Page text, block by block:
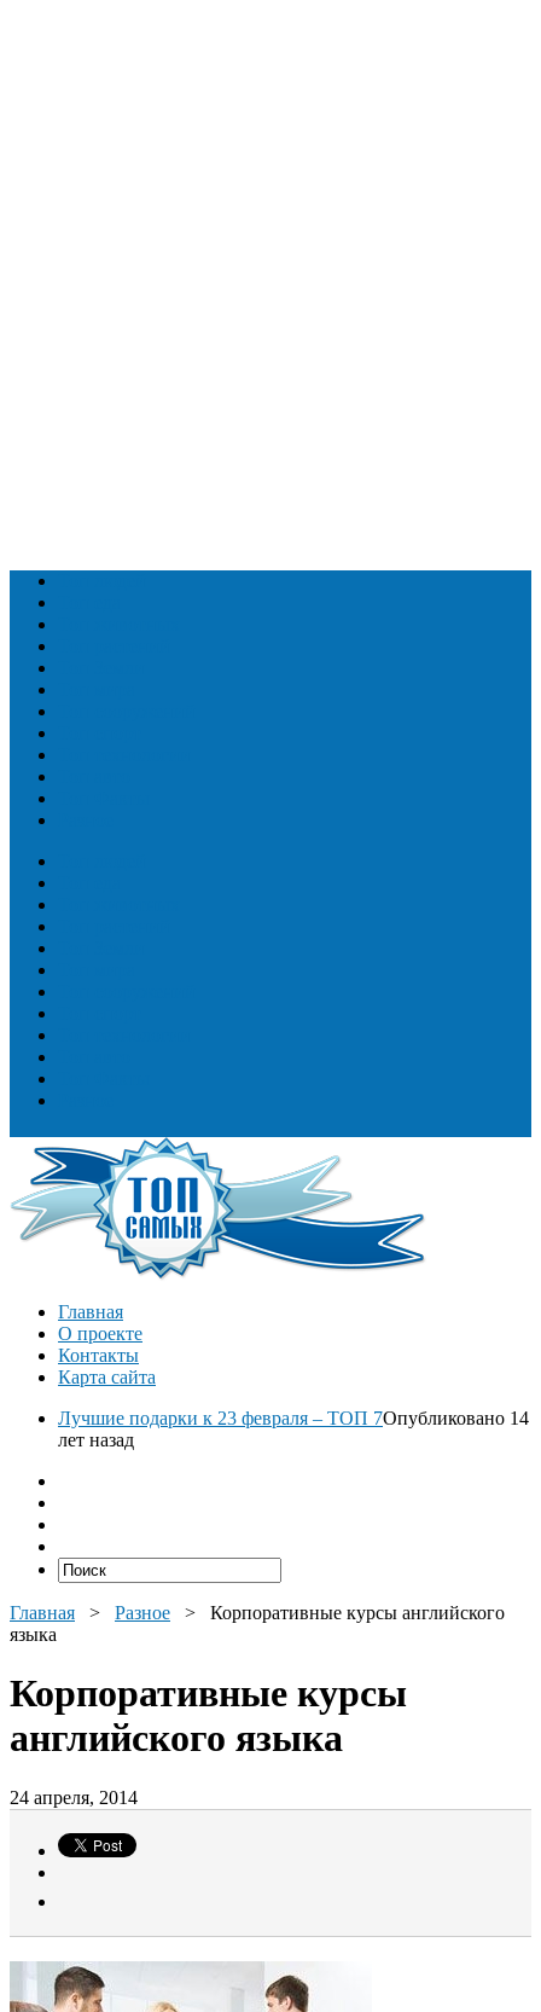
Главная
О проекте
Контакты
Карта сайта
Лучшие подарки к 23 февраля – ТОП 7Опубликовано 14
лет назад
Главная > Разное > Корпоративные курсы английского
языка
Корпоративные курсы
английского языка
24 апреля, 2014